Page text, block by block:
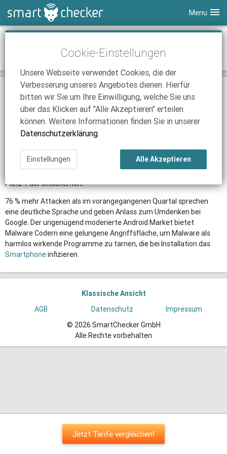
Menu
Smartphone Vergleich
Anbieter
iPhone Tarifvergleich
News
Ratgeber
Tarifvergleich
Tablet Vergleich
Surfsticks
iPad Tarifvergleich
News
Tarifvergleich
Internetanbieter
DSL Tarife
News
SmartChecker TV
mobiles Betriebssystem
23.08.2011 | 15:43|Nick Linger
Düsseldorf. (SCN)Malware Coder legen Fokus auf Android
Smartphones.
Das auf Datensicherheit spezialisierte Unternehmen McAfee
veröffentlichte nun eine Statistik, die belegt, dass die meisten
Angriffe aufSmartphone Betriebssystemeim zweiten Quartal
2011 auf Googles Android stattgefunden haben. Somit löst Android
Platz 1 der Unsicherheit.
76 % mehr Attacken als im vorangegangenen Quartal sprechen
eine deutliche Sprache und geben Anlass zum Umdenken bei
Google. Der ungenügend moderierte Android Market bietet
Malware Codern eine gelungene Angriffsfläche, um Malware als
harmlos wirkende Programme zu tarnen, die bei Installation das
Smartphoneinfizieren.
Jetzt Tarife vergleichen!
Klassische Ansicht
AGB
Datenschutz
Impressum
© 2026 SmartChecker GmbH
Alle Rechte vorbehalten
Cookie-Einstellungen
Unsere Webseite verwendet Cookies, die der
Verbesserung unseres Angebotes dienen. Hierfür
bitten wir Sie um Ihre Einwilligung, welche Sie uns
über das Klicken auf "Alle Akzeptieren" erteilen
können. Weitere Informationen finden Sie in unserer
Datenschutzerklärung.
Einstellungen Alle Akzeptieren